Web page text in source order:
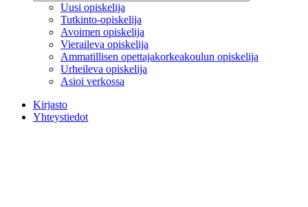
Uusi opiskelija
Tutkinto-opiskelija
Avoimen opiskelija
Vieraileva opiskelija
Ammatillisen opettajakorkeakoulun opiskelija
Urheileva opiskelija
Asioi verkossa
Kirjasto
Yhteystiedot